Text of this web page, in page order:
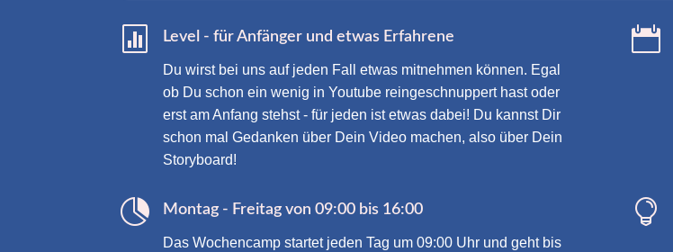
 Level - für Anfänger und etwas Erfahrene
Du wirst bei uns auf jeden Fall etwas mitnehmen können. Egal
ob Du schon ein wenig in Youtube reingeschnuppert hast oder
erst am Anfang stehst - für jeden ist etwas dabei! Du kannst Dir
schon mal Gedanken über Dein Video machen, also über Dein
Storyboard!
 Montag - Freitag von 09:00 bis 16:00
Das Wochencamp startet jeden Tag um 09:00 Uhr und geht bis

